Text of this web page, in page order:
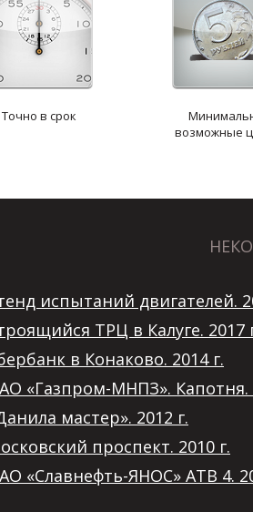
Точно в срок
возможные
испытаний двигателей.
ТРЦ в Калуге. 2017
в Конаково. 2014 г.
«Газпром-МНПЗ». Капотня.
мастер». 2012 г.
проспект. 2010 г.
«Славнефть-ЯНОС» АТВ 4.